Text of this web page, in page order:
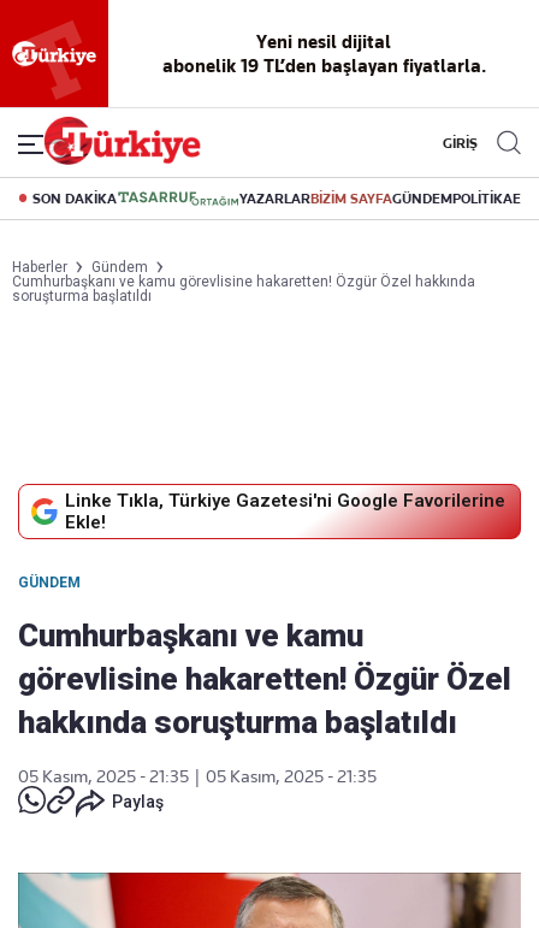
Yeni nesil dijital
abonelik 19 TL’den başlayan fiyatlarla.
GİRİŞ
SON DAKİKA YAZARLARBİZİM SAYFAGÜNDEMPOLİTİKA
Haberler
Gündem
Cumhurbaşkanı ve kamu görevlisine hakaretten! Özgür Özel hakkında
soruşturma başlatıldı
Linke Tıkla, Türkiye Gazetesi'ni Google Favorilerine
Ekle!
GÜNDEM
Cumhurbaşkanı ve kamu
görevlisine hakaretten! Özgür Özel
hakkında soruşturma başlatıldı
05 Kasım, 2025 - 21:35
05 Kasım, 2025 - 21:35
Paylaş